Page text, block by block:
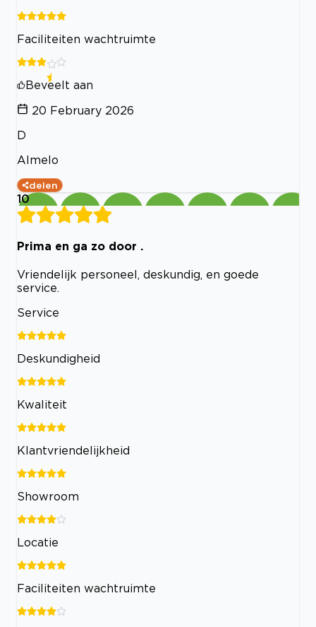
Faciliteiten wachtruimte
Beveelt aan
20 February 2026
D
Almelo
delen
10
Prima en ga zo door .
Vriendelijk personeel, deskundig, en goede
service.
Service
Deskundigheid
Kwaliteit
Klantvriendelijkheid
Showroom
Locatie
Faciliteiten wachtruimte